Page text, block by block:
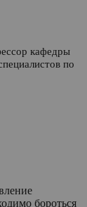
кафедры
по
бороться